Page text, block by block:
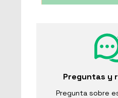
Preguntas y
Pregunta sobre